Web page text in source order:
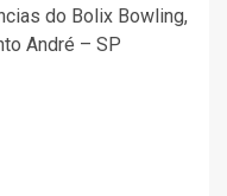
do Bolix Bowling,
André – SP